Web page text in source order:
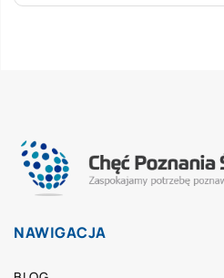
NAWIGACJA